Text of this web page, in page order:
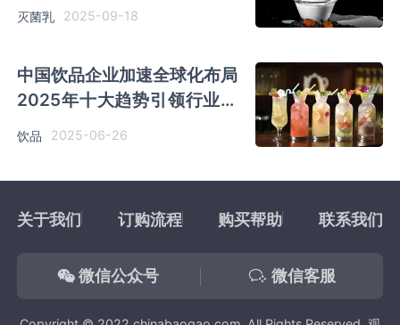
灭菌乳 2025-09-18
中国饮品企业加速全球化布局
2025年十大趋势引领行业发
饮品 2025-06-26
关于我们 订购流程 购买帮助 联系我们
微信公众号 微信客服